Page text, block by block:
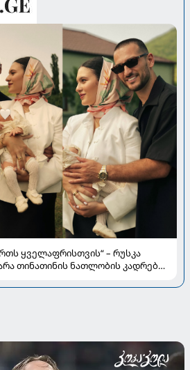
ყველაფრისთვის“ – რუსკა
თინათინის ნათლობის კადრებს